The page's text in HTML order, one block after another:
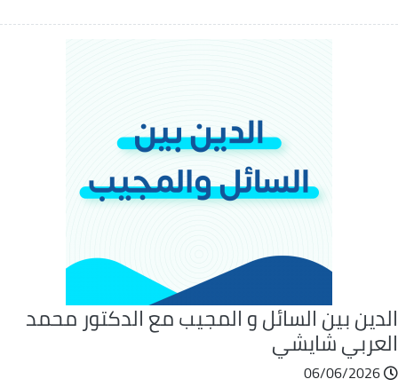
بين السائل و المجيب مع الدكتور محمد
شايشي
06/06/2026